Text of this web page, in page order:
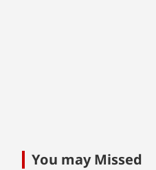
You may Missed